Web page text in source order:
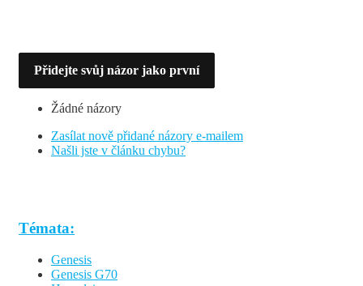
Přidejte svůj názor jako první
Žádné názory
Zasílat nově přidané názory e-mailem
Našli jste v článku chybu?
Témata:
Genesis
Genesis G70